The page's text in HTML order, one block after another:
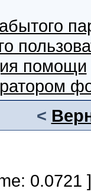
помощи
<